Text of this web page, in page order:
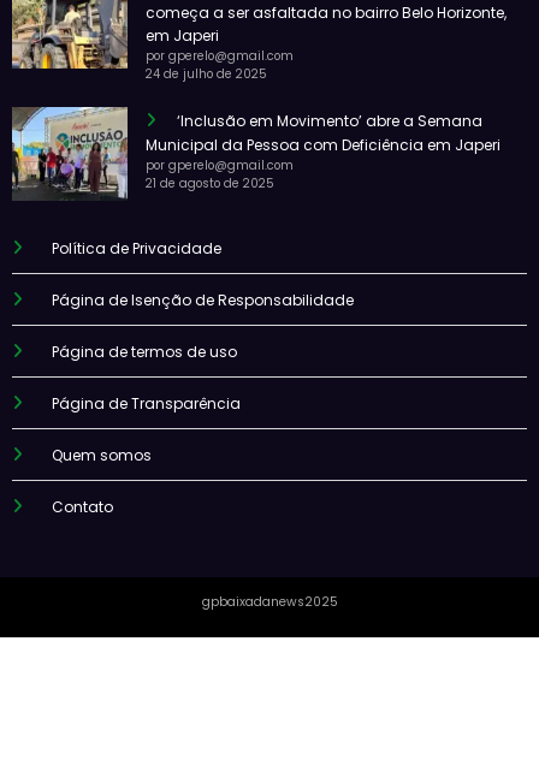
começa a ser asfaltada no bairro Belo Horizonte,
em Japeri
por gperelo@gmail.com
24 de julho de 2025
‘Inclusão em Movimento’ abre a Semana
Municipal da Pessoa com Deficiência em Japeri
por gperelo@gmail.com
21 de agosto de 2025
Política de Privacidade
Página de Isenção de Responsabilidade
Página de termos de uso
Página de Transparência
Quem somos
Contato
gpbaixadanews2025